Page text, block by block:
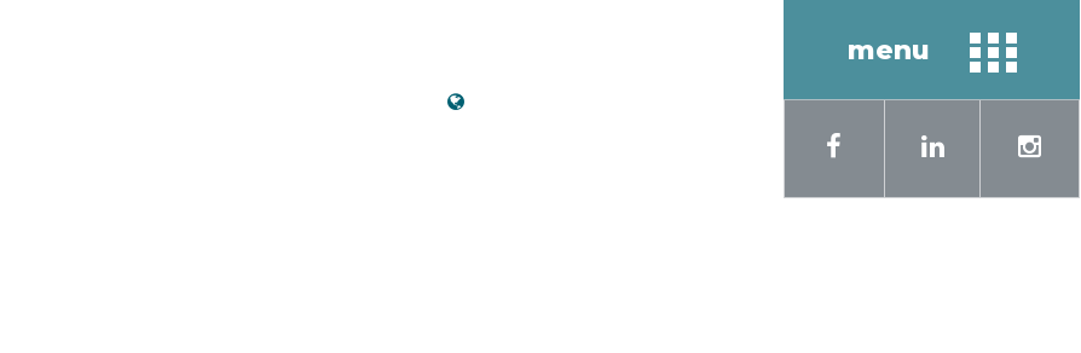
menu